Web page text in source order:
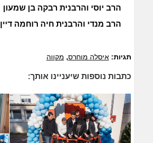
הרב יוסי והרבנית רבקה בן שמעון
הרב מנדי והרבנית חיה רוחמה דיין
תגיות:איסלה מוחרס, מקווה
כתבות נוספות שיעניינו אותך: